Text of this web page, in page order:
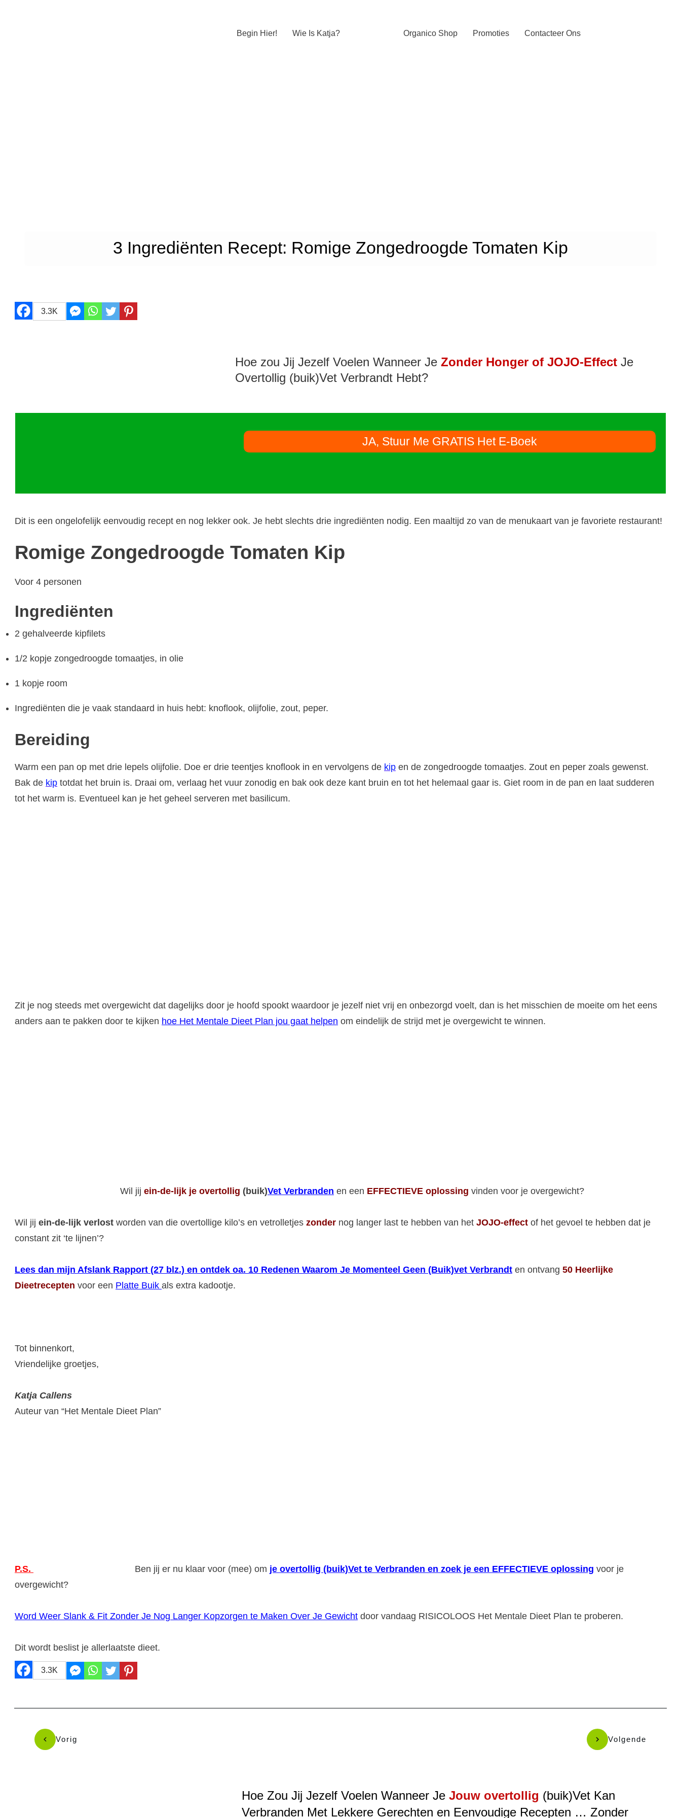
Begin Hier! Wie Is Katja? Organico Shop Promoties Contacteer Ons
3 Ingrediënten Recept: Romige Zongedroogde Tomaten Kip
3.3K
Hoe zou Jij Jezelf Voelen Wanneer Je Zonder Honger of JOJO-Effect Je
Overtollig (buik)Vet Verbrandt Hebt?
JA, Stuur Me GRATIS Het E-Boek
Dit is een ongelofelijk eenvoudig recept en nog lekker ook. Je hebt slechts drie ingrediënten nodig. Een maaltijd zo van de menukaart van je favoriete restaurant!
Romige Zongedroogde Tomaten Kip
Voor 4 personen
Ingrediënten
2 gehalveerde kipfilets
1/2 kopje zongedroogde tomaatjes, in olie
1 kopje room
Ingrediënten die je vaak standaard in huis hebt: knoflook, olijfolie, zout, peper.
Bereiding
Warm een pan op met drie lepels olijfolie. Doe er drie teentjes knoflook in en vervolgens de kip en de zongedroogde tomaatjes. Zout en peper zoals gewenst.
Bak de kip totdat het bruin is. Draai om, verlaag het vuur zonodig en bak ook deze kant bruin en tot het helemaal gaar is. Giet room in de pan en laat sudderen
tot het warm is. Eventueel kan je het geheel serveren met basilicum.
Zit je nog steeds met overgewicht dat dagelijks door je hoofd spookt waardoor je jezelf niet vrij en onbezorgd voelt, dan is het misschien de moeite om het eens
anders aan te pakken door te kijken hoe Het Mentale Dieet Plan jou gaat helpen om eindelijk de strijd met je overgewicht te winnen.
Wil jij ein-de-lijk je overtollig (buik)Vet Verbranden en een EFFECTIEVE oplossing vinden voor je overgewicht?
Wil jij ein-de-lijk verlost worden van die overtollige kilo’s en vetrolletjes zonder nog langer last te hebben van het JOJO-effect of het gevoel te hebben dat je
constant zit ‘te lijnen’?
Lees dan mijn Afslank Rapport (27 blz.) en ontdek oa. 10 Redenen Waarom Je Momenteel Geen (Buik)vet Verbrandt en ontvang 50 Heerlijke
Dieetrecepten voor een Platte Buik als extra kadootje.
Tot binnenkort,
Vriendelijke groetjes,
Katja Callens
Auteur van “Het Mentale Dieet Plan”
P.S. Ben jij er nu klaar voor (mee) om je overtollig (buik)Vet te Verbranden en zoek je een EFFECTIEVE oplossing voor je
overgewicht?
Word Weer Slank & Fit Zonder Je Nog Langer Kopzorgen te Maken Over Je Gewicht door vandaag RISICOLOOS Het Mentale Dieet Plan te proberen.
Dit wordt beslist je allerlaatste dieet.
3.3K
Vorig Volgende
Hoe Zou Jij Jezelf Voelen Wanneer Je Jouw overtollig (buik)Vet Kan
Verbranden Met Lekkere Gerechten en Eenvoudige Recepten … Zonder